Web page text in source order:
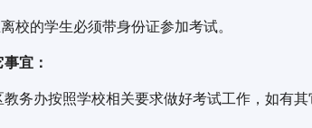
校的学生必须带身份证参加考试。
宜：
教务办按照学校相关要求做好考试工作，如有